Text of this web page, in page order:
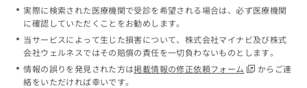
実際に検索された医療機関で受診を希望される場合は、必ず医療機関
に確認していただくことをお勧めします。
当サービスによって生じた損害について、株式会社マイナビ及び株式
会社ウェルネスではその賠償の責任を一切負わないものとします。
情報の誤りを発見された方は掲載情報の修正依頼フォーム
からご連
絡をいただければ幸いです。